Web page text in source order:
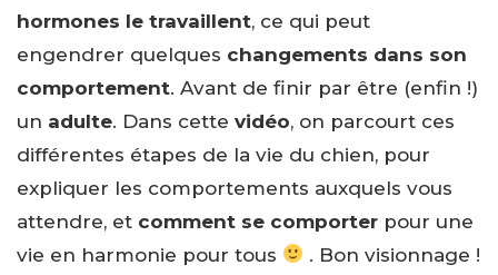
hormones le travaillent, ce qui peut
engendrer quelques changements dans son
comportement. Avant de finir par être (enfin !)
un adulte. Dans cette vidéo, on parcourt ces
différentes étapes de la vie du chien, pour
expliquer les comportements auxquels vous
attendre, et comment se comporter pour une
vie en harmonie pour tous
. Bon visionnage !